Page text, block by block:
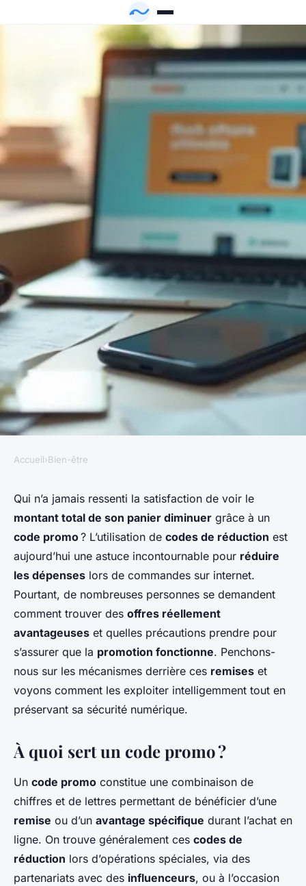
Comment profiter au
maximum d'un code promo
pour optimiser ses achats en
ligne
Théa •25 janvier 2026•5 min de lecture
Accueil›Bien-être
Qui n’a jamais ressenti la satisfaction de voir le
montant total de son panier diminuer grâce à un
code promo? L’utilisation de codes de réduction est
aujourd’hui une astuce incontournable pour réduire
les dépenses lors de commandes sur internet.
Pourtant, de nombreuses personnes se demandent
comment trouver des offres réellement
avantageuses et quelles précautions prendre pour
s’assurer que la promotion fonctionne. Penchons-
nous sur les mécanismes derrière ces remises et
voyons comment les exploiter intelligemment tout en
préservant sa sécurité numérique.
À quoi sert un code promo ?
Un code promo constitue une combinaison de
chiffres et de lettres permettant de bénéficier d’une
remise ou d’un avantage spécifique durant l’achat en
ligne. On trouve généralement ces codes de
réduction lors d’opérations spéciales, via des
partenariats avec des influenceurs, ou à l’occasion